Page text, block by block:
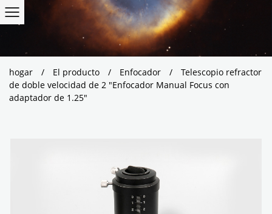
hogar / El producto / Enfocador /
Telescopio refractor
de doble velocidad de 2 "Enfocador Manual Focus con
adaptador de 1.25"